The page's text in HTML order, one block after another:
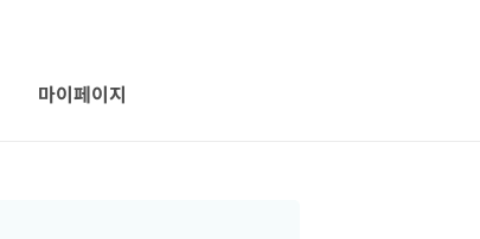
마이페이지